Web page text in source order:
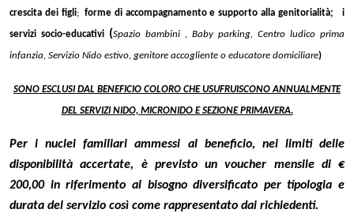
crescita dei figli;forme di accompagnamento e supporto alla genitorialità; i
servizi socio-educativi (Spazio bambini , Baby parking, Centro ludico prima
infanzia, Servizio Nido estivo, genitore accogliente o educatore domiciliare)
SONO ESCLUSI DAL BENEFICIO COLORO CHE USUFRUISCONO ANNUALMENTE
DEL SERVIZI NIDO, MICRONIDO E SEZIONE PRIMAVERA.
Per i nuclei familiari ammessi al beneficio, nei limiti delle
disponibilità accertate, è previsto un voucher mensile di €
200,00 in riferimento al bisogno diversificato per tipologia e
durata del servizio così come rappresentato dai richiedenti.